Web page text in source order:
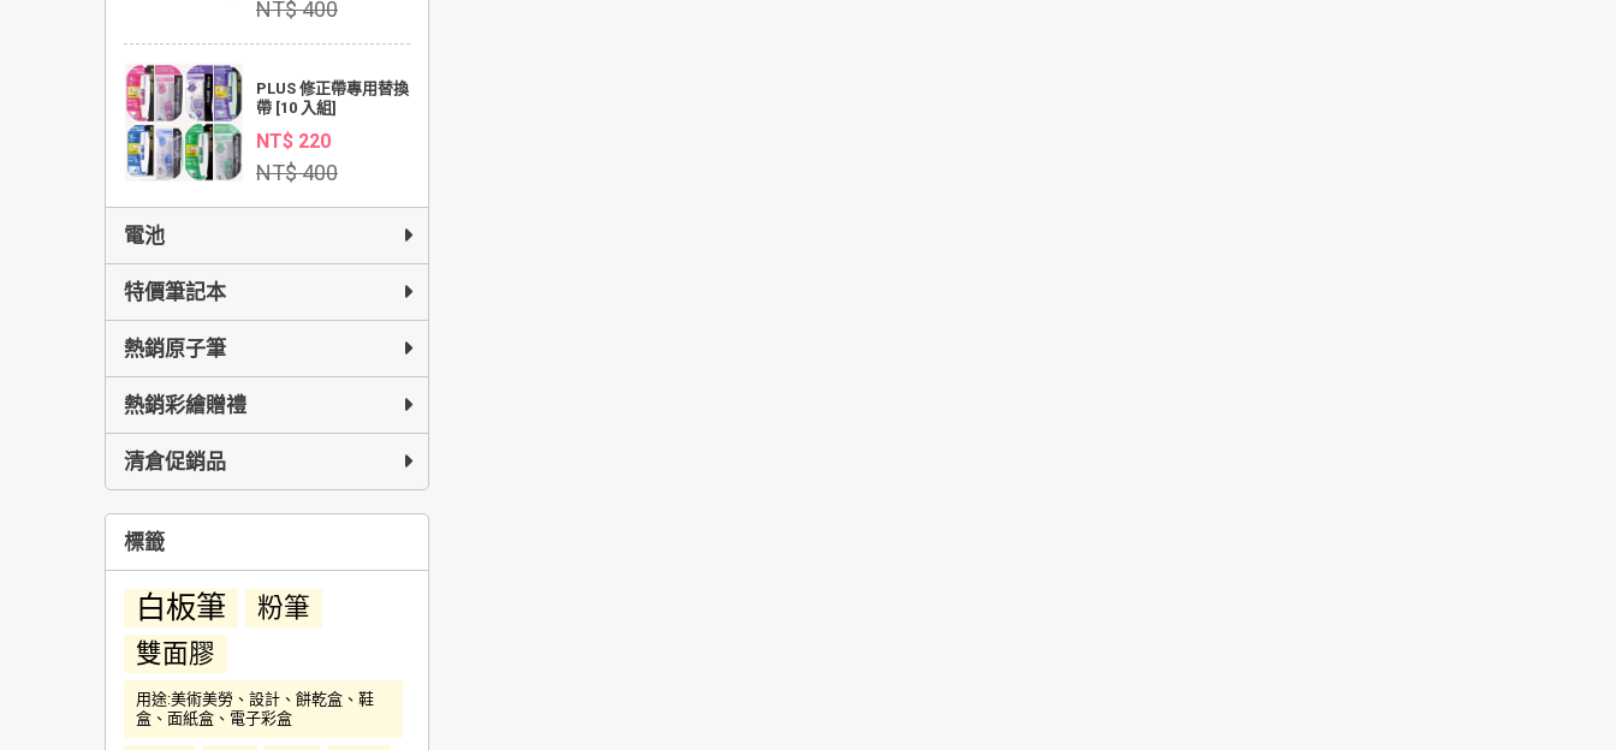
NT$ 400
PLUS 修正帶專用替換
帶 [10 入組]
NT$ 220
NT$ 400
電池
特價筆記本
熱銷原子筆
熱銷彩繪贈禮
清倉促銷品
標籤
白板筆
粉筆
雙面膠
用途:美術美勞、設計、餅乾盒、鞋
盒、面紙盒、電子彩盒